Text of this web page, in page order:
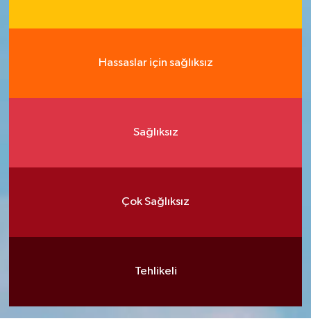
Hassaslar için sağlıksız
Sağlıksız
Çok Sağlıksız
Tehlikeli